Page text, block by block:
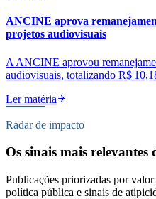
ANCINE aprova
projetos audiovisuais
A ANCINE aprovou
audiovisuais, totalizando R$
Ler matéria
Radar de impacto
Os sinais mais relevantes
Publicações priorizadas por
política pública e sinais de